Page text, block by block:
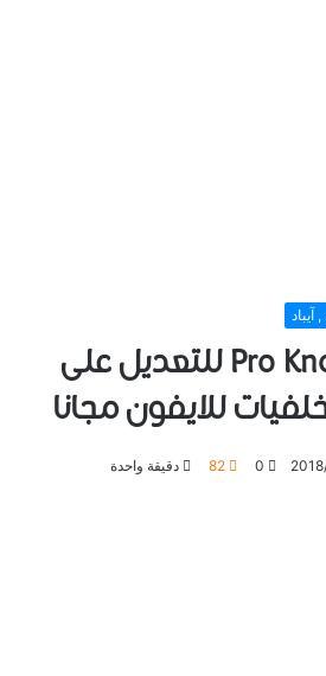
آيباد
تطبيق Pro KnockOut للتعديل على
للايفون مجانا
0
82 دقيقة واحدة